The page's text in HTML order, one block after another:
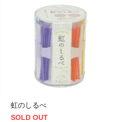
虹のしるべ
SOLD OUT